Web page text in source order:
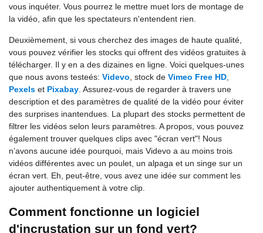
vous inquéter. Vous pourrez le mettre muet lors de montage de
la vidéo, afin que les spectateurs n'entendent rien.
Deuxièmement, si vous cherchez des images de haute qualité,
vous pouvez vérifier les stocks qui offrent des vidéos gratuites à
télécharger. Il y en a des dizaines en ligne. Voici quelques-unes
que nous avons testeés: Videvo, stock de Vimeo Free HD,
Pexels et Pixabay. Assurez-vous de regarder à travers une
description et des paramètres de qualité de la vidéo pour éviter
des surprises inantendues. La plupart des stocks permettent de
filtrer les vidéos selon leurs paramètres. A propos, vous pouvez
également trouver quelques clips avec "écran vert"! Nous
n’avons aucune idée pourquoi, mais Videvo a au moins trois
vidéos différentes avec un poulet, un alpaga et un singe sur un
écran vert. Eh, peut-être, vous avez une idée sur comment les
ajouter authentiquement à votre clip.
Comment fonctionne un logiciel
d'incrustation sur un fond vert?